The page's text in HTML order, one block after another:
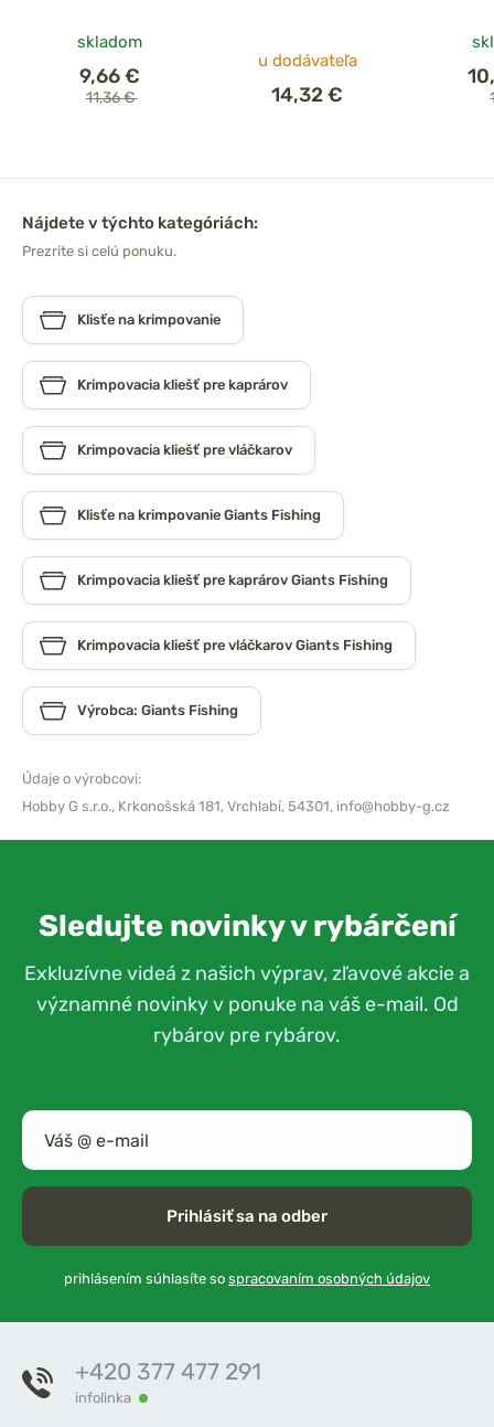
skladom
9,66 €
11,36 €
u dodávateľa
14,32 €
Nájdete v týchto kategóriách:
Prezrite si celú ponuku.
Klisťe na krimpovanie
Krimpovacia kliešť pre kaprárov
Krimpovacia kliešť pre vláčkarov
Klisťe na krimpovanie Giants Fishing
Krimpovacia kliešť pre kaprárov Giants Fishing
Krimpovacia kliešť pre vláčkarov Giants Fishing
Výrobca: Giants Fishing
Údaje o výrobcovi:
Hobby G s.r.o., Krkonošská 181, Vrchlabí, 54301, info@hobby-g.cz
Sledujte novinky v rybárčení
Exkluzívne videá z našich výprav, zľavové akcie a
významné novinky v ponuke na váš e-mail. Od
rybárov pre rybárov.
Prihlásiť sa na odber
prihlásením súhlasíte so spracovaním osobných údajov
+420 377 477 291
infolinka